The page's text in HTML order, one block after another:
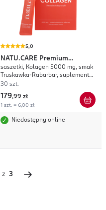
5,0
NATU.CARE Premium
Collagen
saszetki, Kolagen 5000 mg, smak
Truskawka-Rabarbar, suplement
diety
30 szt.
179,99 zł
1 szt. = 6,00 zł
Niedostępny online
z 3